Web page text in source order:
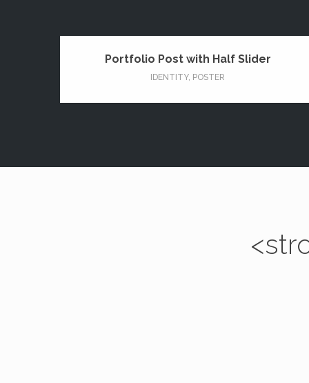
Portfolio Post with Half Slider
IDENTITY, POSTER